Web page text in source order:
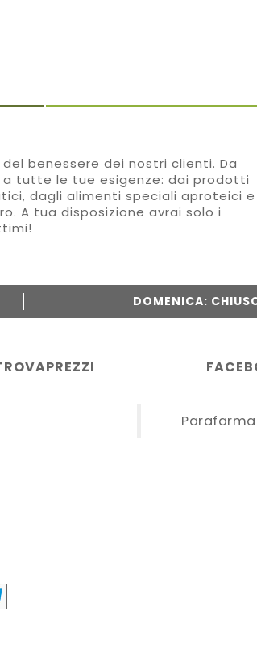
benessere dei nostri clienti. Da
tutte le tue esigenze: dai prodotti
dagli alimenti speciali aproteici e
A tua disposizione avrai solo i
DOMENICA: